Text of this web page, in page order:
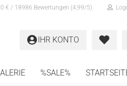
€ / 18986 Bewertungen (4,99/5)
IHR KONTO
%SALE%